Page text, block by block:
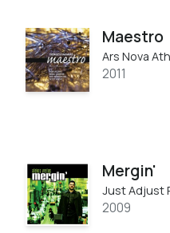
Maestro
Ars Nova
2011
Mergin'
Just Adjust
2009